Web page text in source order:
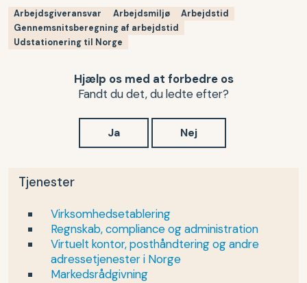
Arbejdsgiveransvar Arbejdsmiljø
Arbejdstid
Gennemsnitsberegning af arbejdstid
Udstationering til Norge
Hjælp os med at forbedre os
Fandt du det, du ledte efter?
Ja Nej
Tjenester
Virksomhedsetablering
Regnskab, compliance og administration
Virtuelt kontor, posthåndtering og andre
adressetjenester i Norge
Markedsrådgivning